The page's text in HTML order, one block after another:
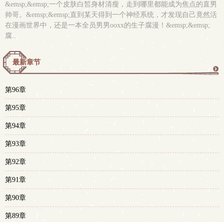
&emsp;&emsp;一个皮肤白皙身材清瘦，走到哪里都能成为焦点的直男
帅哥。&emsp;&emsp;直到某天得到一个神经系统，才发现自己竟然活
在漫画世界中，还是一本全员男男ooxx的生子腐漫！&emsp;&emsp;
腐..
最新章节
第96章
第95章
第94章
第93章
第92章
第91章
第90章
第89章